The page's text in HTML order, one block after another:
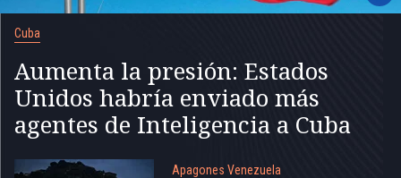
Cuba
Aumenta la presión: Estados
Unidos habría enviado más
agentes de Inteligencia a Cuba
Apagones Venezuela